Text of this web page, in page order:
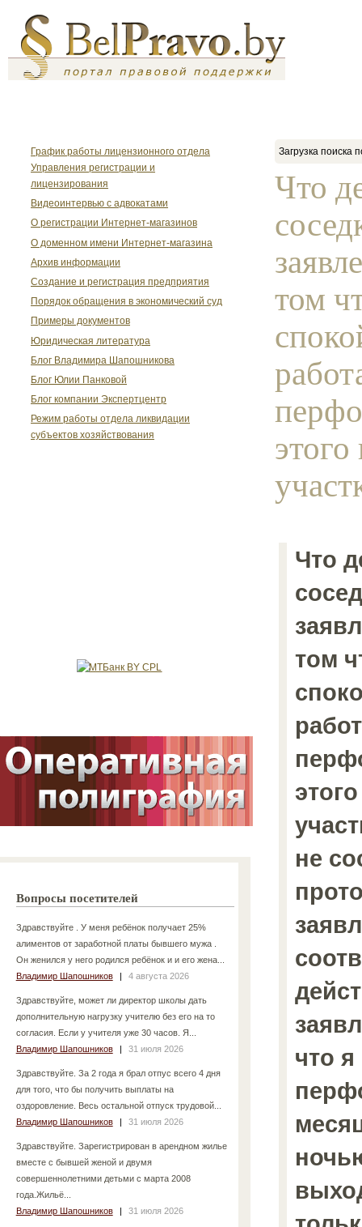
График работы лицензионного отдела
Управления регистрации и
лицензирования
Видеоинтервью с адвокатами
О регистрации Интернет-магазинов
О доменном имени Интернет-магазина
Архив информации
Создание и регистрация предприятия
Порядок обращения в экономический суд
Примеры документов
Юридическая литература
Блог Владимира Шапошникова
Блог Юлии Панковой
Блог компании Экспертцентр
Режим работы отдела ликвидации
субъектов хозяйствования
Вопросы посетителей
Здравствуйте . У меня ребёнок получает 25%
алиментов от заработной платы бывшего мужа .
Он женился у него родился ребёнок и и его жена...
Владимир Шапошников
| 4 августа 2026
Здравствуйте, может ли директор школы дать
дополнительную нагрузку учителю без его на то
согласия. Если у учителя уже 30 часов. Я...
Владимир Шапошников
| 31 июля 2026
Здравствуйте. За 2 года я брал отпус всего 4 дня
для того, что бы получить выплаты на
оздоровление. Весь остальной отпуск трудовой...
Владимир Шапошников
| 31 июля 2026
Здравствуйте. Зарегистрирован в арендном жилье
вместе с бывшей женой и двумя
совершеннолетними детьми с марта 2008
года.Жильё...
Владимир Шапошников
| 31 июля 2026
Загрузка поиска
Что
том
Что
том
не
что